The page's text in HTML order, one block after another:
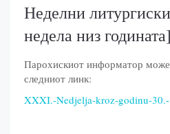
Неделни
недела низ годината]
Парохискиот информатор
следниот линк:
XXXI.-Nedjelja-kroz-godinu-